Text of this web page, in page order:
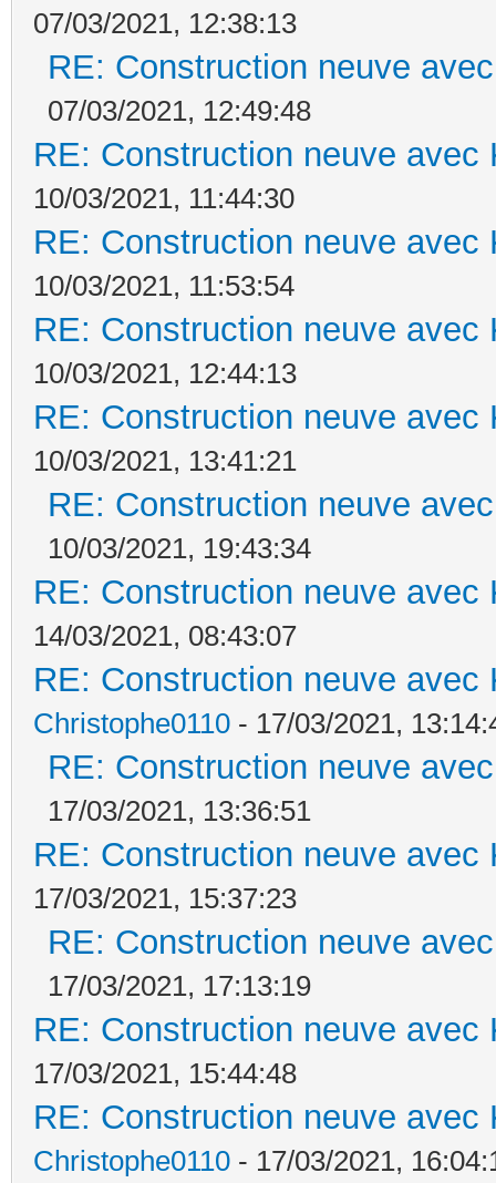
07/03/2021, 12:38:13
RE: Construction neuve
07/03/2021, 12:49:48
RE: Construction neuve avec
10/03/2021, 11:44:30
RE: Construction neuve avec
10/03/2021, 11:53:54
RE: Construction neuve avec
10/03/2021, 12:44:13
RE: Construction neuve avec
10/03/2021, 13:41:21
RE: Construction neuve
10/03/2021, 19:43:34
RE: Construction neuve avec
14/03/2021, 08:43:07
RE: Construction neuve avec
Christophe0110 - 17/03/2021,
RE: Construction neuve
17/03/2021, 13:36:51
RE: Construction neuve avec
17/03/2021, 15:37:23
RE: Construction neuve
17/03/2021, 17:13:19
RE: Construction neuve avec
17/03/2021, 15:44:48
RE: Construction neuve avec
Christophe0110 - 17/03/2021,